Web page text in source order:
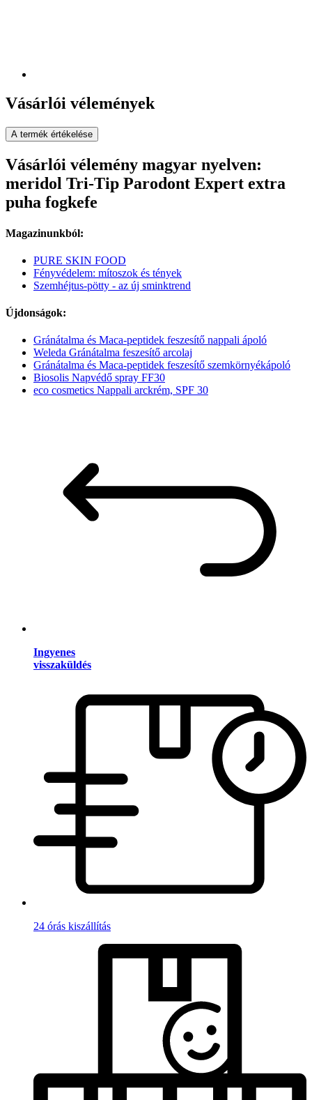
Vásárlói vélemények
A termék értékelése
Vásárlói vélemény magyar nyelven:
meridol Tri-Tip Parodont Expert extra
puha fogkefe
Magazinunkból:
PURE SKIN FOOD
Fényvédelem: mítoszok és tények
Szemhéjtus-pötty - az új sminktrend
Újdonságok:
Gránátalma és Maca-peptidek feszesítő nappali ápoló
Weleda Gránátalma feszesítő arcolaj
Gránátalma és Maca-peptidek feszesítő szemkörnyékápoló
Biosolis Napvédő spray FF30
eco cosmetics Nappali arckrém, SPF 30
Ingyenes
visszaküldés
24 órás kiszállítás